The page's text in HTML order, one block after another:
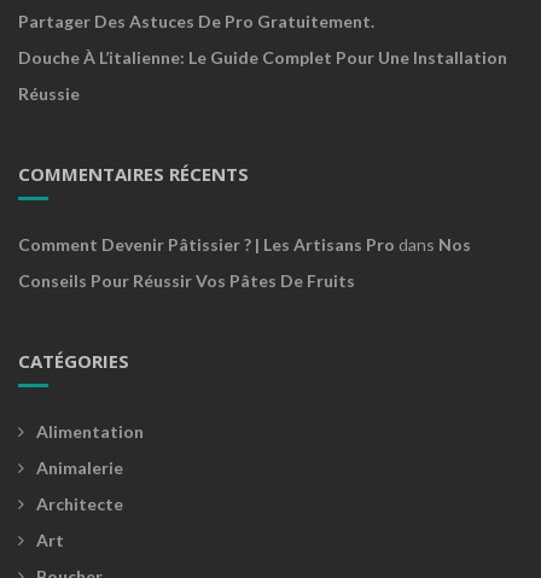
Partager Des Astuces De Pro Gratuitement.
Douche À L’italienne: Le Guide Complet Pour Une Installation
Réussie
COMMENTAIRES RÉCENTS
Comment Devenir Pâtissier ? | Les Artisans Pro dans Nos
Conseils Pour Réussir Vos Pâtes De Fruits
CATÉGORIES
Alimentation
Animalerie
Architecte
Art